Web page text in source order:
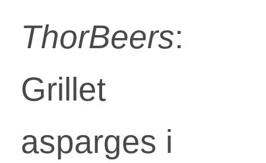
ThorBeers:
Grillet
asparges i